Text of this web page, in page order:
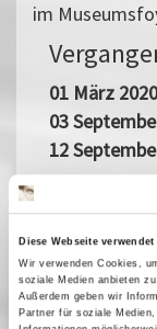
Diese Webseite
Wir verwenden Cookies,
soziale Medien anbieten
Außerdem geben wir
Partner für soziale
im
01 März 2020
03
12
125 Jahre
Am 1. November
Berliner Varieté
war die